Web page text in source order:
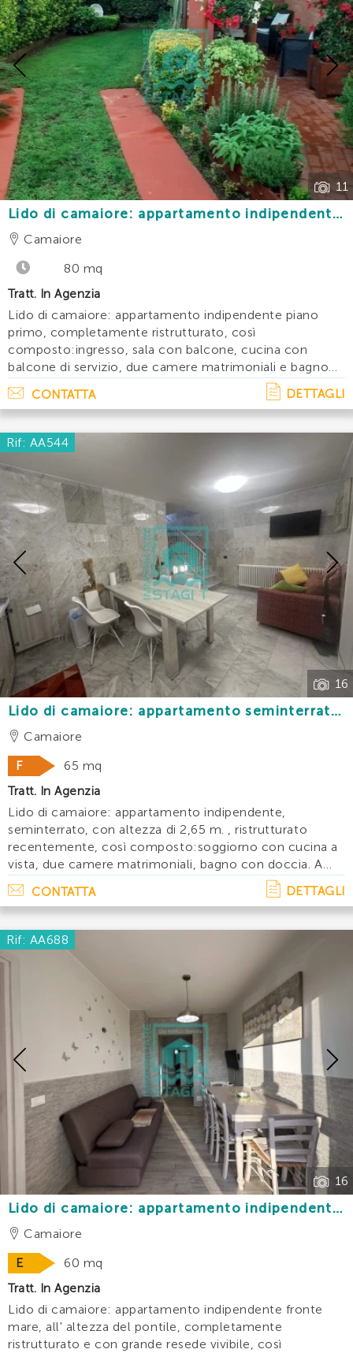
11
Previous
Lido di camaiore: appartamento indipendente
piano primo con giardino e posti auto ad 1,5
km dal mare
Camaiore
80 mq
Tratt. In Agenzia
Lido di camaiore: appartamento indipendente piano
primo, completamente ristrutturato, così
composto:ingresso, sala con balcone, cucina con
balcone di servizio, due camere matrimoniali e bagno
con doccia. A corredo giardinetto privato con forno e
barbecue, possibilità di parcheggiare 2/3 auto. Acc. . .
CONTATTA DETTAGLI
Rif: AA544
16
Previous
Lido di camaiore: appartamento seminterrato
indipendente con giardino e posti auto a 150
mt dal mare
Camaiore
F
65 mq
Tratt. In Agenzia
Lido di camaiore: appartamento indipendente,
seminterrato, con altezza di 2,65 m. , ristrutturato
recentemente, così composto:soggiorno con cucina a
vista, due camere matrimoniali, bagno con doccia. A
corredo, grande spazio esterno vivibile con gazebo e
barbecue, posti auto/bici/moto. L' immobile s. . .
CONTATTA DETTAGLI
Rif: AA688
16
Previous
Lido di camaiore: appartamento indipendente
fronte mare ristrutturato con resede vivibile
Camaiore
E
60 mq
Tratt. In Agenzia
Lido di camaiore: appartamento indipendente fronte
mare, all' altezza del pontile, completamente
ristrutturato e con grande resede vivibile, così